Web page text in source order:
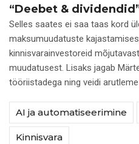
“Deebet &
Selles saates ei saa taas kord
maksumuudatuste
kinnisvarainvestoreid
muudatusest. Lisaks jagab
tööriistadega ning veidi
AI ja automatiseerimine
Kinnisvara